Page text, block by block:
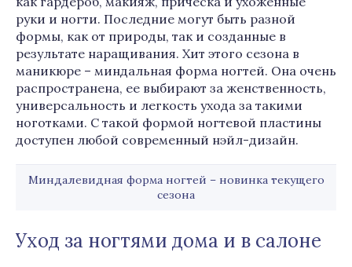
руки и ногти. Последние могут быть разной
формы, как от природы, так и созданные в
результате наращивания. Хит этого сезона в
маникюре – миндальная форма ногтей. Она очень
распространена, ее выбирают за женственность,
универсальность и легкость ухода за такими
ноготками. С такой формой ногтевой пластины
доступен любой современный нэйл-дизайн.
Миндалевидная форма ногтей – новинка текущего
сезона
Уход за ногтями дома и в салоне